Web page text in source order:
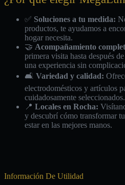
✅ Soluciones a tu medida:
productos, te ayudamos a
hogar necesita.
🤝 Acompañamiento
primera visita hasta después
una experiencia sin
🛋️ Variedad y calidad:
electrodomésticos y artículos
cuidadosamente seleccionados.
📍 Locales en Rocha:
y descubrí cómo transformar
estar en las mejores manos.
Información De Utilidad